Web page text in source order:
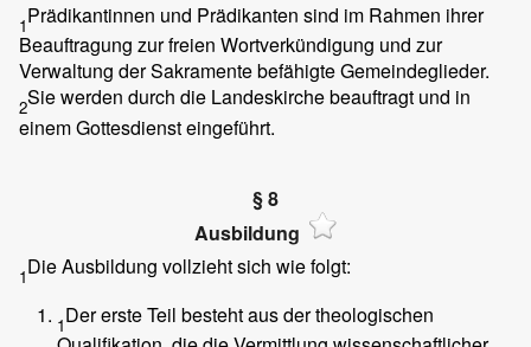
1Prädikantinnen und Prädikanten sind im Rahmen ihrer
Beauftragung zur freien Wortverkündigung und zur
Verwaltung der Sakramente befähigte Gemeindeglieder.
2Sie werden durch die Landeskirche beauftragt und in
einem Gottesdienst eingeführt.
§ 8
Ausbildung
1Die Ausbildung vollzieht sich wie folgt:
1Der erste Teil besteht aus der theologischen